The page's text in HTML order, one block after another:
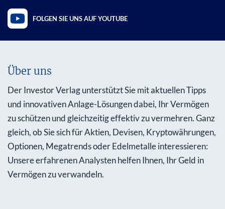
FOLGEN SIE UNS AUF YOUTUBE
Über uns
Der Investor Verlag unterstützt Sie mit aktuellen Tipps
und innovativen Anlage-Lösungen dabei, Ihr Vermögen
zu schützen und gleichzeitig effektiv zu vermehren. Ganz
gleich, ob Sie sich für Aktien, Devisen, Kryptowährungen,
Optionen, Megatrends oder Edelmetalle interessieren:
Unsere erfahrenen Analysten helfen Ihnen, Ihr Geld in
Vermögen zu verwandeln.